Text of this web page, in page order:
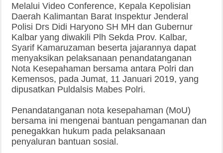
Melalui Video Conference, Kepala Kepolisian
Daerah Kalimantan Barat Inspektur Jenderal
Polisi Drs Didi Haryono SH MH dan Gubernur
Kalbar yang diwakili Plh Sekda Prov. Kalbar,
Syarif Kamaruzaman beserta jajarannya dapat
menyaksikan pelaksanaan penandatanganan
Nota Kesepahaman bersama antara Polri dan
Kemensos, pada Jumat, 11 Januari 2019, yang
dipusatkan Puldalsis Mabes Polri.
Penandatanganan nota kesepahaman (MoU)
bersama ini mengenai bantuan pengamanan dan
penegakkan hukum pada pelaksanaan
penyaluran bantuan sosial.